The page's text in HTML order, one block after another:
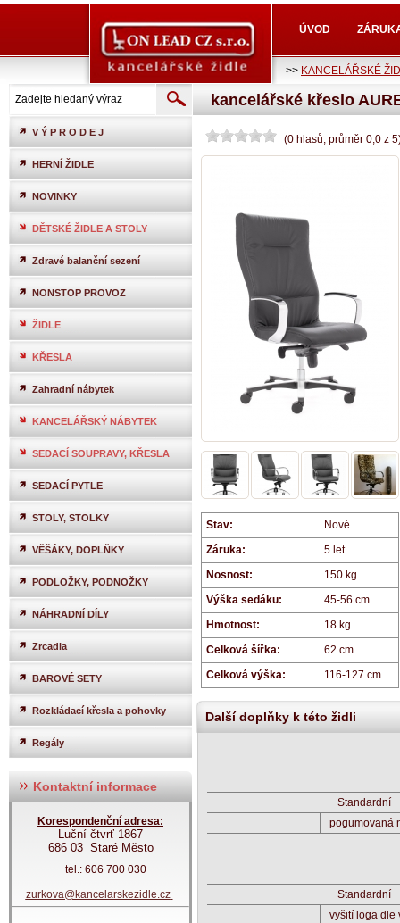
ÚVOD
>> KANCELÁŘSKÉ
V Ý P R O D E J
HERNÍ ŽIDLE
NOVINKY
DĚTSKÉ ŽIDLE A STOLY
Zdravé balanční sezení
NONSTOP PROVOZ
ŽIDLE
KŘESLA
Zahradní nábytek
KANCELÁŘSKÝ NÁBYTEK
SEDACÍ SOUPRAVY, KŘESLA
SEDACÍ PYTLE
STOLY, STOLKY
VĚŠÁKY, DOPLŇKY
PODLOŽKY, PODNOŽKY
NÁHRADNÍ DÍLY
Zrcadla
BAROVÉ SETY
Rozkládací křesla a pohovky
Regály
Kontaktní informace
Korespondenční adresa:
Luční čtvrť 1867
686 03 Staré Město
tel.: 606 700 030
zurkova@kancelarskezidle.cz
kancelářské křeslo
(0 hlasů, průměr 0,0 z 5
Stav:
Nové
Záruka:
5 let
Nosnost:
150 kg
Výška sedáku:
45-56 cm
Hmotnost:
18 kg
Celková šířka:
62 cm
Celková výška:
116-127 cm
Další doplňky k této židli
Standardní
pogumovaná
Standardní
vyšití loga dle